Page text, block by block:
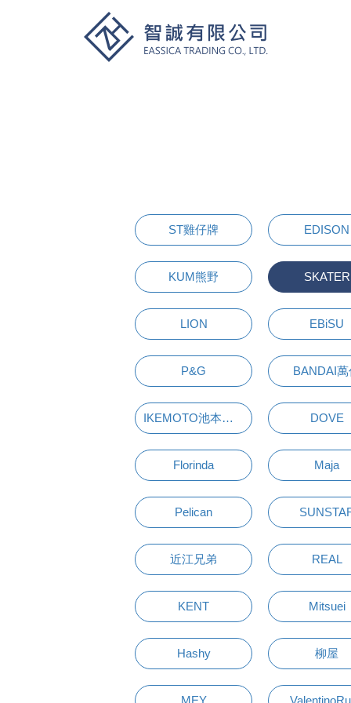
ST雞仔牌 EDISON
KUM熊野 SKATER
LION EBiSU
P&G BANDAI萬
IKEMOTO池本刷子 DOVE
Florinda Maja
Pelican
近江兄弟 REAL
KENT Mitsuei
Hashy 柳屋
MEY